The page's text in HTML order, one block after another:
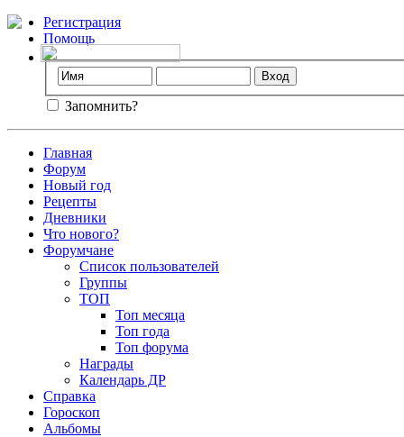
Регистрация
Помощь
Запомнить?
Главная
Форум
Новый год
Рецепты
Дневники
Что нового?
Форумчане
Список пользователей
Группы
ТОП
Топ месяца
Топ года
Топ форума
Награды
Календарь ДР
Справка
Гороскоп
Альбомы